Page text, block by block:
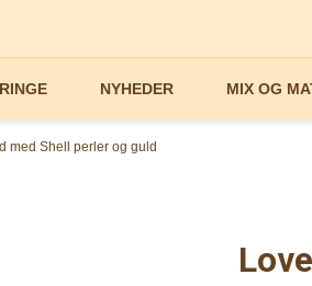
NYHEDER MIX OG
med Shell perler og guld